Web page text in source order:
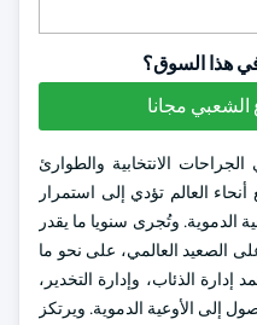
هذا السوق؟
مجانا
الانتخابية والطوارئ
العالم تؤدي إلى استمرار
الدموية. وتُجرى سنويا ما يقدر
على الصعيد العالمي، على نحو ما
إدارة الذئاب، وإدارة التخدير،
إلى الأوعية الدموية. ويرتكز